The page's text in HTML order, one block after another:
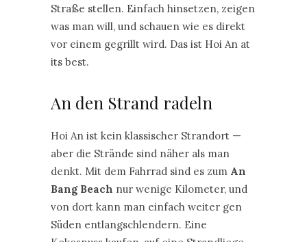
Straße stellen. Einfach hinsetzen, zeigen
was man will, und schauen wie es direkt
vor einem gegrillt wird. Das ist Hoi An at
its best.
An den Strand radeln
Hoi An ist kein klassischer Strandort —
aber die Strände sind näher als man
denkt. Mit dem Fahrrad sind es zum An
Bang Beach nur wenige Kilometer, und
von dort kann man einfach weiter gen
Süden entlangschlendern. Eine